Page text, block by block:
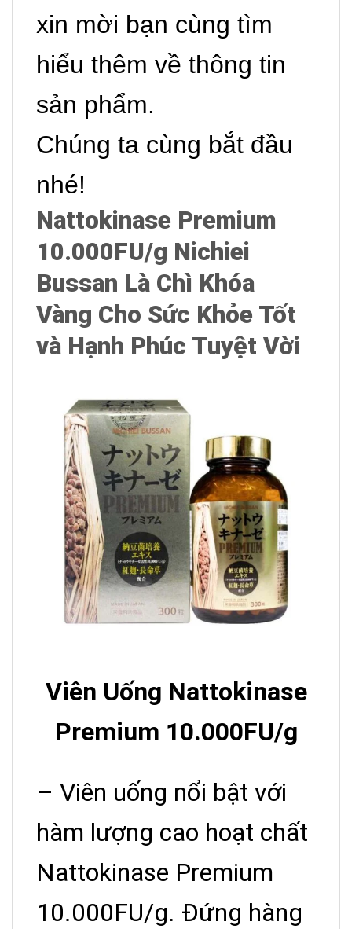
xin mời bạn cùng tìm
hiểu thêm về thông tin
sản phẩm.
Chúng ta cùng bắt đầu
nhé!
Nattokinase Premium
10.000FU/g Nichiei
Bussan Là Chì Khóa
Vàng Cho Sức Khỏe Tốt
và Hạnh Phúc Tuyệt Vời
Viên Uống Nattokinase
Premium 10.000FU/g
– Viên uống nổi bật với
hàm lượng cao hoạt chất
Nattokinase Premium
10.000FU/g. Đứng hàng